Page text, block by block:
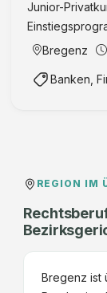
u
f
s
e
c
h
a
n
k
o
b
r
g
Junior-
Bregenz
Banken,
REGION IM
Bregenz ist